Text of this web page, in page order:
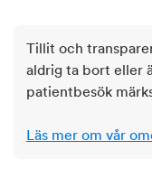
Tillit och
aldrig ta bort eller
patientbesök
Läs mer om vår